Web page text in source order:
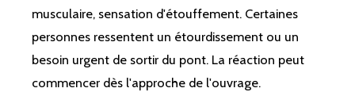
musculaire, sensation d'étouffement. Certaines
personnes ressentent un étourdissement ou un
besoin urgent de sortir du pont. La réaction peut
commencer dès l'approche de l'ouvrage.